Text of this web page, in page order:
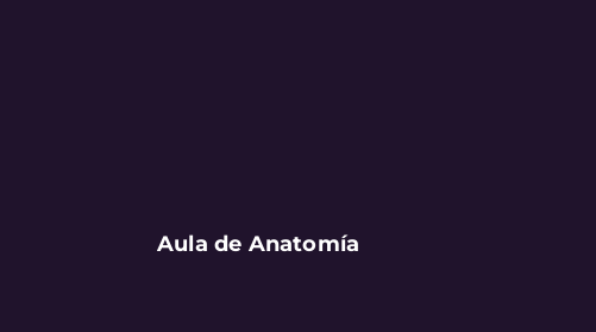
Aula de Anatomía